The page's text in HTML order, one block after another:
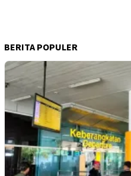
BERITA POPULER